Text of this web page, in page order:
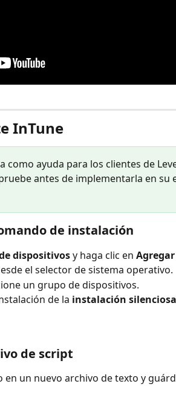
InTune
como ayuda para los clientes de
antes de implementarla en su
de instalación
dispositivos y haga clic en
el selector de sistema operativo.
un grupo de dispositivos.
de la instalación silenciosa
de script
en un nuevo archivo de texto y